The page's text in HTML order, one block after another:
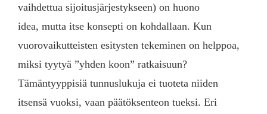
vaihdettua sijoitusjärjestykseen) on huono
idea, mutta itse konsepti on kohdallaan. Kun
vuorovaikutteisten esitysten tekeminen on helppoa,
miksi tyytyä ”yhden koon” ratkaisuun?
Tämäntyyppisiä tunnuslukuja ei tuoteta niiden
itsensä vuoksi, vaan päätöksenteon tueksi. Eri